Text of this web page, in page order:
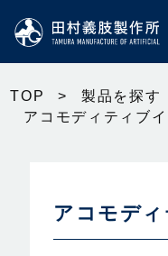
TOP > 製品を探す
アコモディティブ
アコモデ